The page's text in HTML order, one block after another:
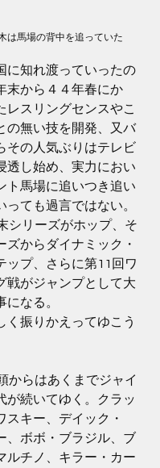
は馬場の背中を追っていた
に知れ渡っていったの
末から４４年春にか
レスリングセンスやこ
の無い技を開発、又バ
その人気ぶりはテレビ
透し始め、実力におい
ト馬場に追いつき追い
っても過言ではない。
シリーズがホップ、そ
ズからダイナミック・
ップ、さらに第11回ワ
戦がジャンプとして大
になる。
く振りかえってゆこう
からはあくまでジャイ
が続いてゆく。クラッ
スキー、デイック・
、ボボ・ブラジル、ブ
ルチノ、キラー・カー